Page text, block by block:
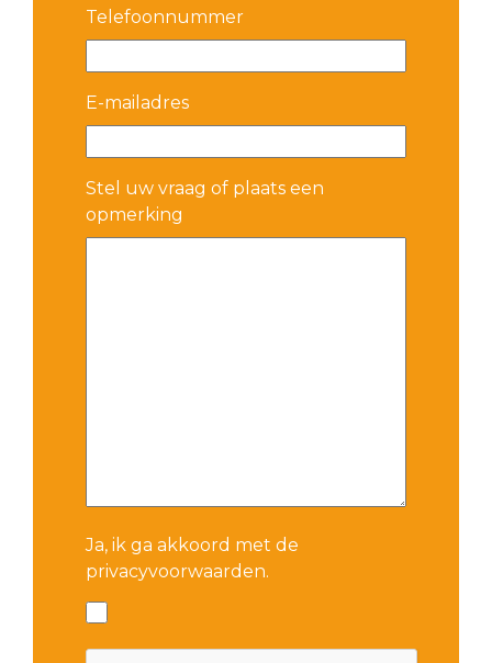
Telefoonnummer
E-mailadres
Stel uw vraag of plaats een
opmerking
Ja, ik ga akkoord met de
privacyvoorwaarden.